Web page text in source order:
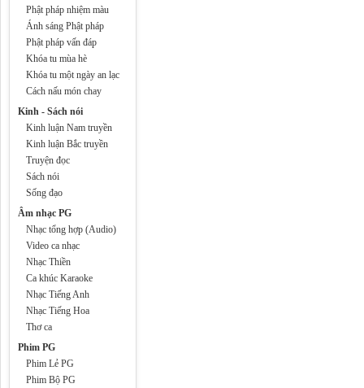
Phật pháp nhiệm màu
Ánh sáng Phật pháp
Phật pháp vấn đáp
Khóa tu mùa hè
Khóa tu một ngày an lạc
Cách nấu món chay
Kinh - Sách nói
Kinh luận Nam truyền
Kinh luận Bắc truyền
Truyện đọc
Sách nói
Sống đạo
Âm nhạc PG
Nhạc tổng hợp (Audio)
Video ca nhạc
Nhạc Thiền
Ca khúc Karaoke
Nhạc Tiếng Anh
Nhạc Tiếng Hoa
Thơ ca
Phim PG
Phim Lẻ PG
Phim Bộ PG